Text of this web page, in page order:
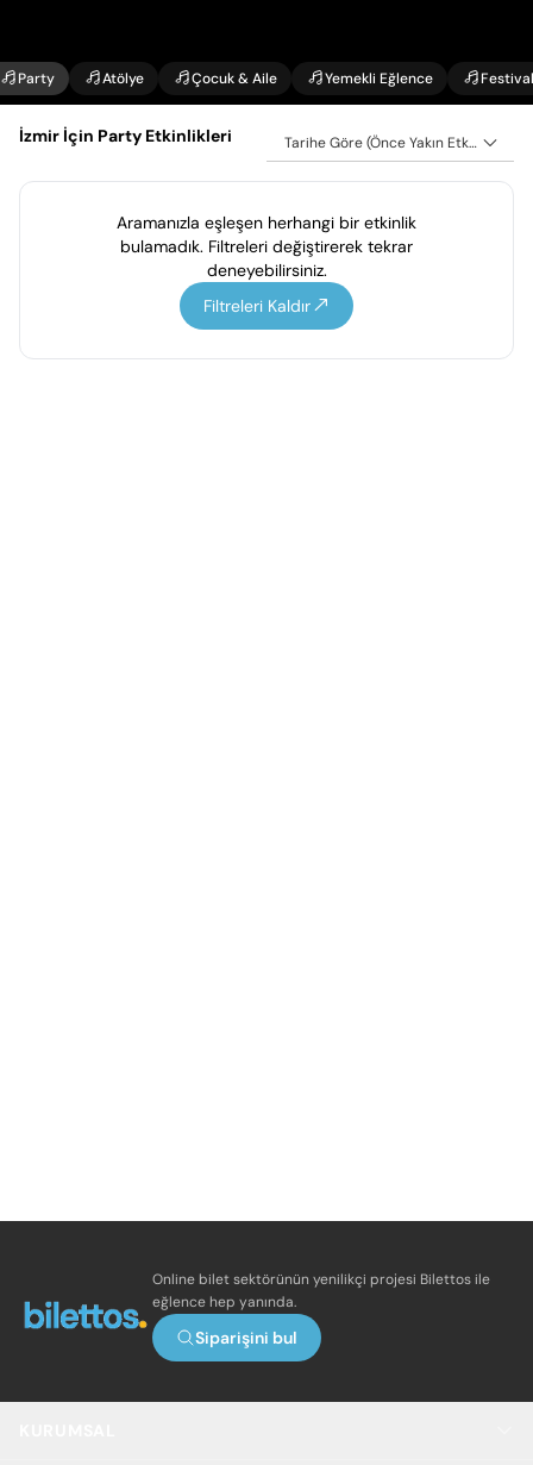
Party Atölye Çocuk & Aile Yemekli Eğlence Festival
İzmir İçin Party Etkinlikleri Tarihe Göre (Önce Yakın Etkinlikler)
Aramanızla eşleşen herhangi bir etkinlik
bulamadık. Filtreleri değiştirerek tekrar
deneyebilirsiniz.
Filtreleri Kaldır
Online bilet sektörünün yenilikçi projesi Bilettos ile
eğlence hep yanında.
Siparişini bul